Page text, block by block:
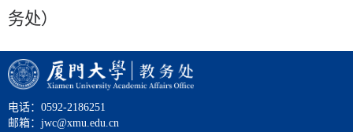
务处）
电话：0592-2186251
邮箱：jwc@xmu.edu.cn